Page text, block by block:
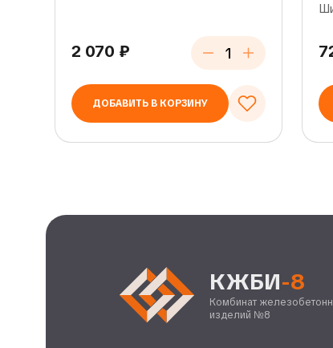
2 070 ₽
ДОБАВИТЬ В КОРЗИНУ
КЖБИ-8
Комбинат
изделий №8